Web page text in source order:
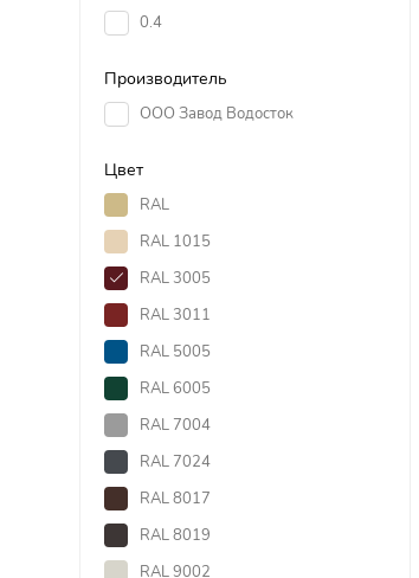
0.4
Производитель
ООО Завод Водосток
Цвет
RAL
RAL 1015
RAL 3005
RAL 3011
RAL 5005
RAL 6005
RAL 7004
RAL 7024
RAL 8017
RAL 8019
RAL 9002